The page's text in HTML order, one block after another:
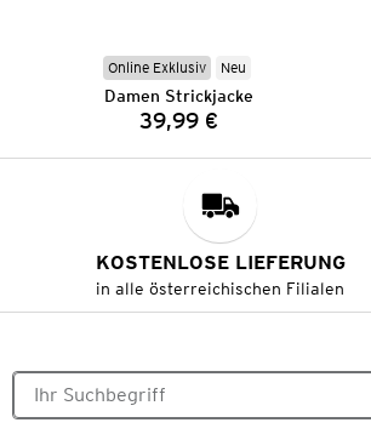
Online Exklusiv Neu
Damen Strickjacke
Preis:
39,99 €
KOSTENLOSE LIEFERUNG
in alle österreichischen Filialen